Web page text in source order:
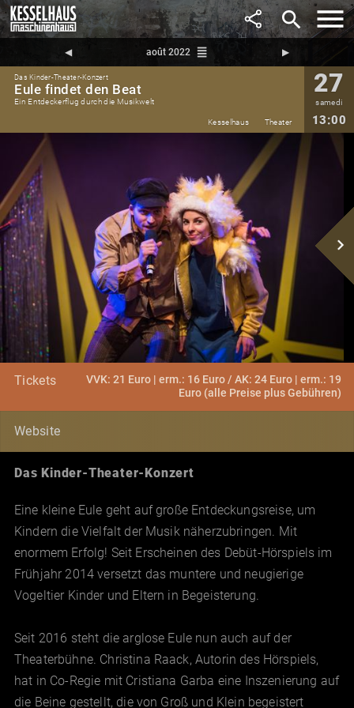
search
◀︎ août 2022 reorder ▶︎
Das Kinder-Theater-Konzert
Eule findet den Beat
Ein Entdeckerflug durch die Musikwelt
27
samedi
13:00
Kesselhaus Theater
navigate_next
Tickets
VVK: 21 Euro | erm.: 16 Euro / AK: 24 Euro | erm.: 19
Euro (alle Preise plus Gebühren)
Website
Das Kinder-Theater-Konzert
Eine kleine Eule geht auf große Entdeckungsreise, um
Kindern die Vielfalt der Musik näherzubringen. Mit
enormem Erfolg! Seit Erscheinen des Debüt-Hörspiels im
Frühjahr 2014 versetzt das muntere und neugierige
Vogeltier Kinder und Eltern in Begeisterung.
Seit 2016 steht die arglose Eule nun auch auf der
Theaterbühne. Christina Raack, Autorin des Hörspiels,
hat in Co-Regie mit Cristiana Garba eine Inszenierung auf
die Beine gestellt, die von Groß und Klein begeistert